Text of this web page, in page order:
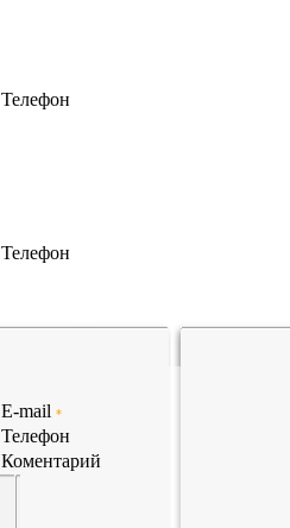
Телефон
Телефон
E-mail *
Телефон
Коментарий